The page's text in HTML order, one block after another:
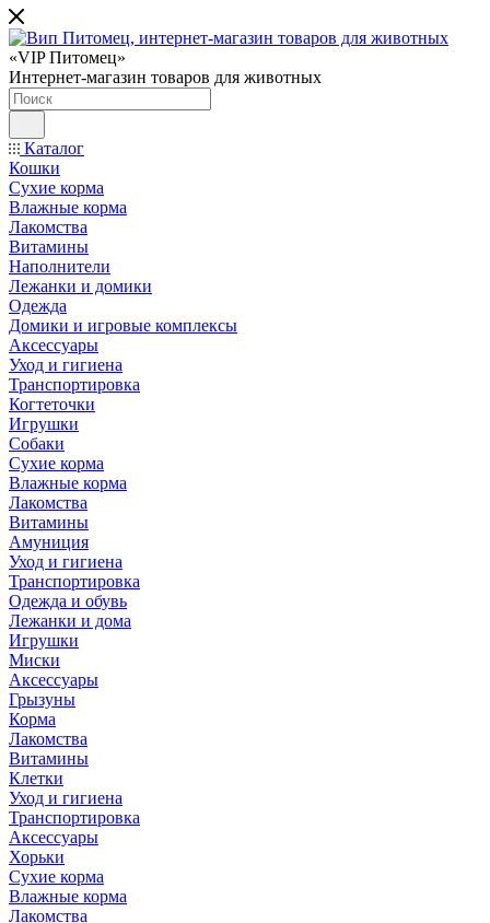
«VIP Питомец»
Интернет-магазин товаров для животных
Каталог
Кошки
Сухие корма
Влажные корма
Лакомства
Витамины
Наполнители
Лежанки и домики
Одежда
Домики и игровые комплексы
Аксессуары
Уход и гигиена
Транспортировка
Когтеточки
Игрушки
Собаки
Сухие корма
Влажные корма
Лакомства
Витамины
Амуниция
Уход и гигиена
Транспортировка
Одежда и обувь
Лежанки и дома
Игрушки
Миски
Аксессуары
Грызуны
Корма
Лакомства
Витамины
Клетки
Уход и гигиена
Транспортировка
Аксессуары
Хорьки
Сухие корма
Влажные корма
Лакомства